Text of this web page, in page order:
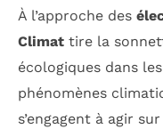
À l’approche des
Climat tire la
écologiques dans les
phénomènes
s’engagent à agir